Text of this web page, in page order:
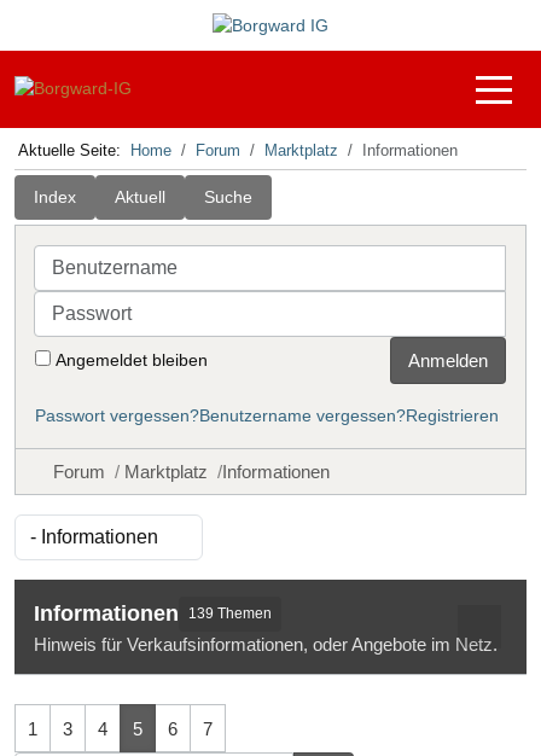
Off-
Aktuelle Seite: Home Forum Marktplatz Informationen
Index Aktuell Suche
Benutzername
Passwort
Angemeldet bleiben Anmelden
Passwort vergessen?Benutzername vergessen?Registrieren
Forum Marktplatz Informationen
Informationen 139 Themen
Hinweis für Verkaufsinformationen, oder Angebote im Netz.
1 3 4 5 6 7